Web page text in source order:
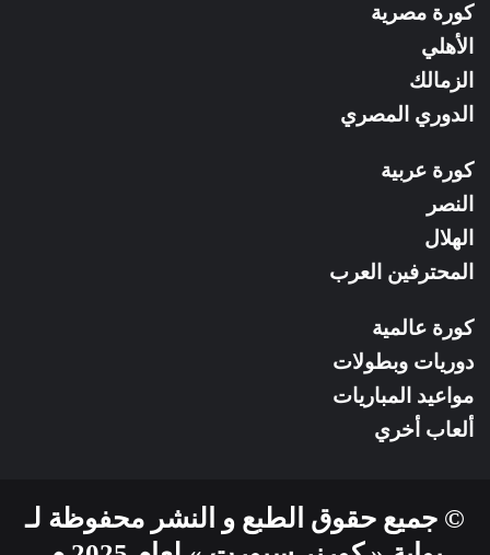
كورة مصرية
الأهلي
الزمالك
الدوري المصري
كورة عربية
النصر
الهلال
المحترفين العرب
كورة عالمية
دوريات وبطولات
مواعيد المباريات
ألعاب أخري
© جميع حقوق الطبع و النشر محفوظة لـ